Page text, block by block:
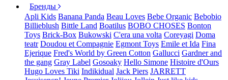
Бренды
Apli Kids Banana Panda Beau Loves Bebe Organic Bebobio
Billieblush Bittle Land Boatilus BOBO CHOSES Bonton
Toys Brick-Box Bukowski C'era una volta Coreyagi Doma
teatr Doudou et Compagnie Egmont Toys Emile et Ida Fina
Ejerique Fred's World by Green Cotton Gallucci Gardner and
the gang Gray Label Gosoaky Hello Simone Histoire d'Ours
Hugo Loves Tiki Indikidual Jack Piers JARRETT